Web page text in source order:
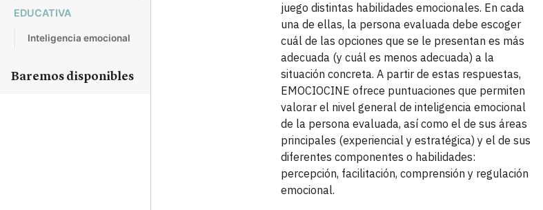
EDUCATIVA
Inteligencia emocional
Baremos disponibles
juego distintas habilidades emocionales. En cada
una de ellas, la persona evaluada debe escoger
cuál de las opciones que se le presentan es más
adecuada (y cuál es menos adecuada) a la
situación concreta. A partir de estas respuestas,
EMOCIOCINE ofrece puntuaciones que permiten
valorar el nivel general de inteligencia emocional
de la persona evaluada, así como el de sus áreas
principales (experiencial y estratégica) y el de sus
diferentes componentes o habilidades:
percepción, facilitación, comprensión y regulación
emocional.